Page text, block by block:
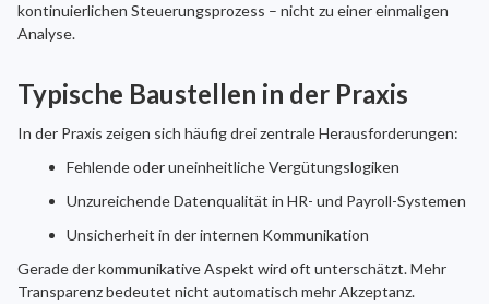
kontinuierlichen Steuerungsprozess – nicht zu einer einmaligen
Analyse.
Typische Baustellen in der Praxis
In der Praxis zeigen sich häufig drei zentrale Herausforderungen:
Fehlende oder uneinheitliche Vergütungslogiken
Unzureichende Datenqualität in HR- und Payroll-Systemen
Unsicherheit in der internen Kommunikation
Gerade der kommunikative Aspekt wird oft unterschätzt. Mehr
Transparenz bedeutet nicht automatisch mehr Akzeptanz.